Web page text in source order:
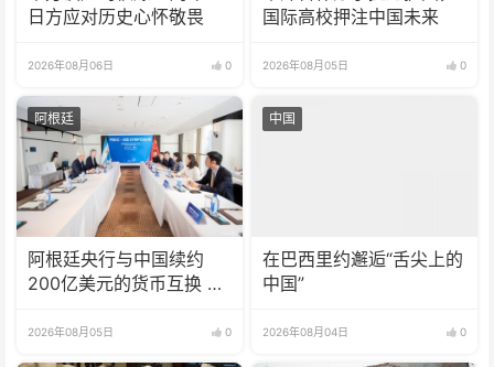
日方应对历史心怀敬畏
2026年08月06日 0
国际高校押注中国未来
2026年08月05日 0
阿根廷
阿根廷央行与中国续约
200亿美元的货币互换 有
2026年08月05日 0
中国
在巴西里约邂逅“舌尖上的
中国”
2026年08月04日 0